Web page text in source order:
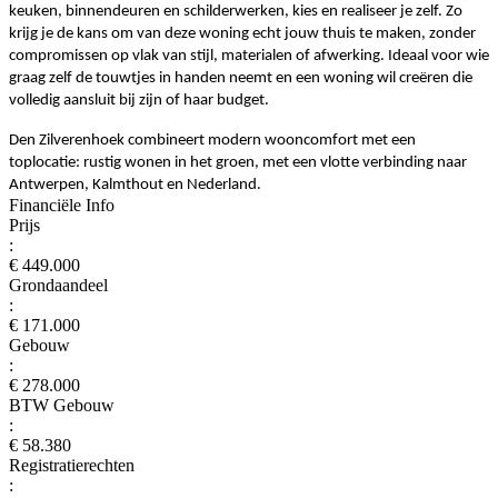
keuken, binnendeuren en schilderwerken, kies en realiseer je zelf. Zo
krijg je de kans om van deze woning echt jouw thuis te maken, zonder
compromissen op vlak van stijl, materialen of afwerking. Ideaal voor wie
graag zelf de touwtjes in handen neemt en een woning wil creëren die
volledig aansluit bij zijn of haar budget.
Den Zilverenhoek combineert modern wooncomfort met een
toplocatie: rustig wonen in het groen, met een vlotte verbinding naar
Antwerpen, Kalmthout en Nederland.
Financiële Info
Prijs
:
€ 449.000
Grondaandeel
:
€ 171.000
Gebouw
:
€ 278.000
BTW Gebouw
:
€ 58.380
Registratierechten
: